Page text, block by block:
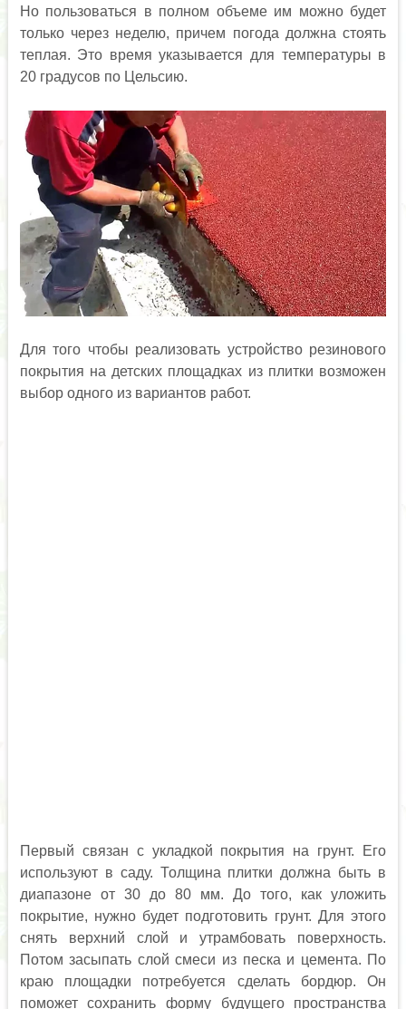
Но пользоваться в полном объеме им можно будет
только через неделю, причем погода должна стоять
теплая. Это время указывается для температуры в
20 градусов по Цельсию.
Для того чтобы реализовать устройство резинового
покрытия на детских площадках из плитки возможен
выбор одного из вариантов работ.
Первый связан с укладкой покрытия на грунт. Его
используют в саду. Толщина плитки должна быть в
диапазоне от 30 до 80 мм. До того, как уложить
покрытие, нужно будет подготовить грунт. Для этого
снять верхний слой и утрамбовать поверхность.
Потом засыпать слой смеси из песка и цемента. По
краю площадки потребуется сделать бордюр. Он
поможет сохранить форму будущего пространства